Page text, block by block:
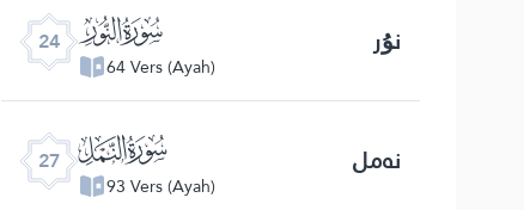
24 ﮤ
64 Vers (Ayah)
نۇر
27 ﮧ
93 Vers (Ayah)
نەمل